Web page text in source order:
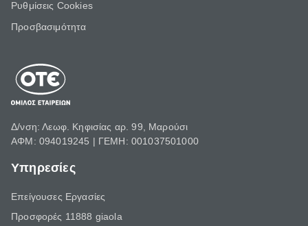
Ρυθμίσεις Cookies
Προσβασιμότητα
Δ/νση: Λεωφ. Κηφισίας αρ. 99, Μαρούσι
ΑΦΜ: 094019245 | ΓΕΜΗ: 001037501000
Υπηρεσίες
Επείγουσες Εργασίες
Προσφορές 11888 giaola